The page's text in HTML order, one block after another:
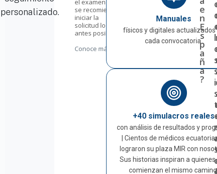
personalizado.
el examen MIR,
se recomienda
iniciar la
solicitud lo
antes posible.
Conoce más
Manuales
físicos y digitales actualizados
cada convocatoria.
+40 simulacros reales
con análisis de resultados y
| Cientos de médicos
lograron su plaza MIR con
Sus historias inspiran a quienes
comienzan el mismo
e
n
E
s
p
a
ñ
a
?
l
i